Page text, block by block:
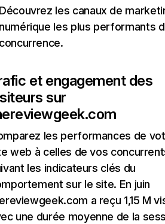
Découvrez les canaux de
numérique les plus performants
concurrence.
et engagement des
sur
les performances de
web à celles de vos
les indicateurs clés du
sur le site. En juin
a reçu 1,15 M
une durée moyenne de la